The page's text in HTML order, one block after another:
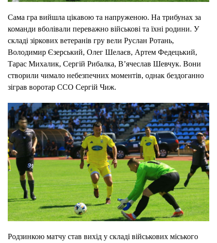
Сама гра вийшла цікавою та напруженою. На трибунах за
команди вболівали переважно військові та їхні родини. У
складі зіркових ветеранів гру вели Руслан Ротань,
Володимир Єзерський, Олег Шелаєв, Артем Федецький,
Тарас Михалик, Сергій Рибалка, В’ячеслав Шевчук. Вони
створили чимало небезпечних моментів, однак бездоганно
зіграв воротар ССО Сергій Чиж.
Родзинкою матчу став вихід у складі військових міського